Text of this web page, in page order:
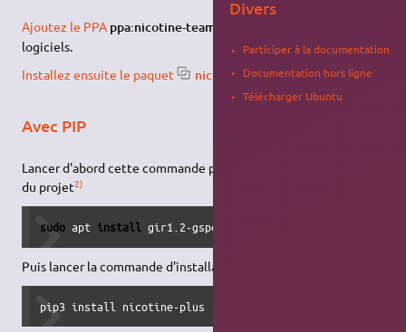
Ajoutez le PPA ppa:nicotine-team/stable
logiciels.
Installez ensuite le paquet
nicotine .
Avec PIP
Lancer d'abord cette commande pour installer les dépendances
du projet2)
sudo apt install gir1.2-gspell-
Puis lancer la commande d'installation
pip3 install nicotine-plus
Divers
Participer à la documentation
Documentation hors ligne
Télécharger Ubuntu